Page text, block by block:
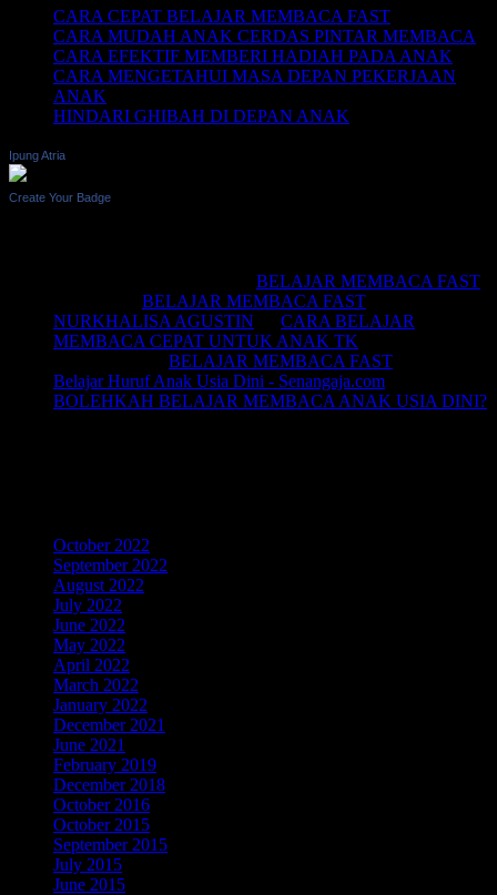
CARA CEPAT BELAJAR MEMBACA FAST
CARA MUDAH ANAK CERDAS PINTAR MEMBACA
CARA EFEKTIF MEMBERI HADIAH PADA ANAK
CARA MENGETAHUI MASA DEPAN PEKERJAAN
ANAK
HINDARI GHIBAH DI DEPAN ANAK
Ipung Atria
Create Your Badge
BELAJAR MEMBACA FAST
BELAJAR MEMBACA FAST
NURKHALISA AGUSTIN
CARA BELAJAR
MEMBACA CEPAT UNTUK ANAK TK
BELAJAR MEMBACA FAST
Belajar Huruf Anak Usia Dini - Senangaja.com
BOLEHKAH BELAJAR MEMBACA ANAK USIA DINI?
October 2022
September 2022
August 2022
July 2022
June 2022
May 2022
April 2022
March 2022
January 2022
December 2021
June 2021
February 2019
December 2018
October 2016
October 2015
September 2015
July 2015
June 2015